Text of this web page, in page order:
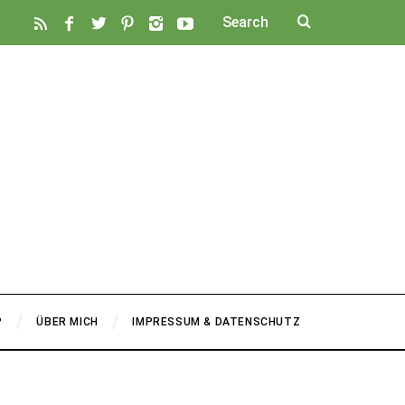
ÜBER MICH IMPRESSUM & DATENSCHUTZ